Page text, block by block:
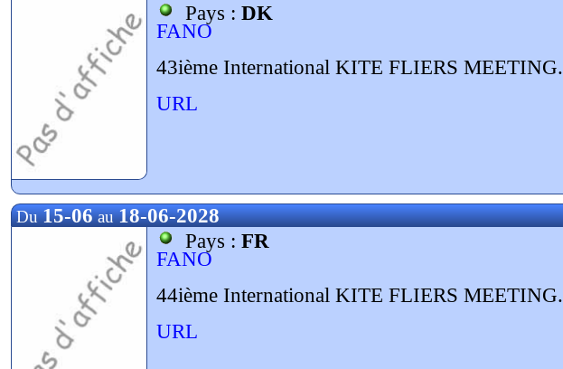
Pays : DK
FANO
43ième International KITE FLIERS MEETING.
URL
Du15-06au18-06-2028
Pays : FR
FANO
44ième International KITE FLIERS MEETING.
URL